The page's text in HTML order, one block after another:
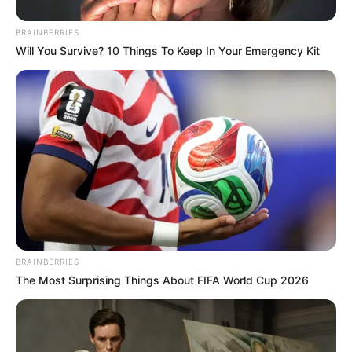
TEMAS DESTACADOS
RECIBO DEL AGUA
LOCALIDAD DE USAQUÉN
CUNDINAMARCA
DESAPARECIDOS
CORTES DE LUZ
LOCALIDAD DE ENGATIVÁ
REGIOTRAM DE OCCIDENTE
LOCALIDAD DE SUBA
BRAINBERRIES
Will You Survive? 10 Things To Keep In Your Emergency Kit
BRAINBERRIES
The Most Surprising Things About FIFA World Cup 2026